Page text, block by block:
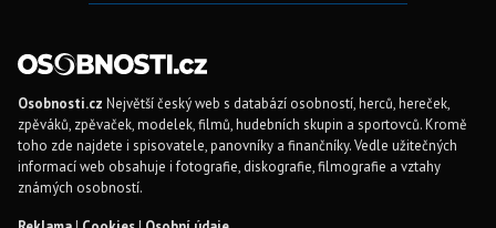
Osobnosti.cz Největší český web s databází osobností, herců, hereček,
zpěváků, zpěvaček, modelek, filmů, hudebních skupin a sportovců. Kromě
toho zde najdete i spisovatele, panovníky a finančníky. Vedle užitečných
informací web obsahuje i fotografie, diskografie, filmografie a vztahy
známých osobností.